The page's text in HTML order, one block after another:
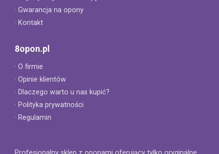
· Gwarancja na opony
· Kontakt
8opon.pl
· O firmie
· Opinie klientów
· Dlaczego warto u nas kupić?
· Polityka prywatności
· Regulamin